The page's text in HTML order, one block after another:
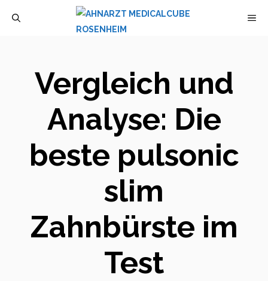
Vergleich und
Analyse: Die
beste pulsonic
slim
Zahnbürste im
Test